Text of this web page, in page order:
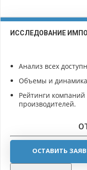
ИССЛЕДОВАНИЕ
Анализ всех
Объемы и динамика
Рейтинги
производителей.
ОСТАВИТЬ